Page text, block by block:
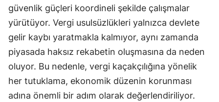
Muğla
Muş
Nevşehir
Niğde
Ordu
güvenlik güçleri koordineli şekilde çalışmalar
yürütüyor. Vergi usulsüzlükleri yalnızca devlete
gelir kaybı yaratmakla kalmıyor, aynı zamanda
piyasada haksız rekabetin oluşmasına da neden
oluyor. Bu nedenle, vergi kaçakçılığına yönelik
her tutuklama, ekonomik düzenin korunması
adına önemli bir adım olarak değerlendiriliyor.